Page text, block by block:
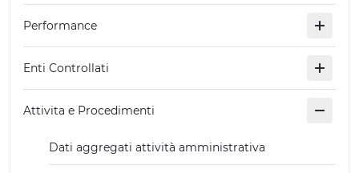
ACCOGLIENZA
Performance
Enti Controllati
Attivita e Procedimenti
Dati aggregati attività amministrativa